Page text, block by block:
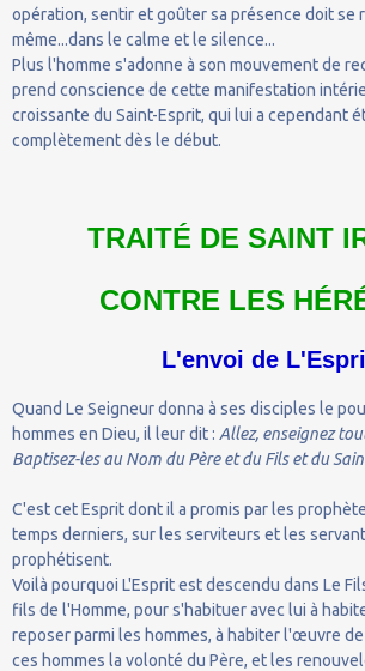
opération, sentir et goûter sa présence doit se
même...dans le calme et le silence...
Plus l'homme s'adonne à son mouvement de
prend conscience de cette manifestation
croissante du Saint-Esprit, qui lui a cependant
complètement dès le début.
TRAITÉ DE SAINT
CONTRE LES
L'envoi de
Quand Le Seigneur donna à ses disciples le
hommes en Dieu, il leur dit : Allez, enseignez
Baptisez-les au Nom du Père et du Fils et du
C'est cet Esprit dont il a promis par les
temps derniers, sur les serviteurs et les
prophétisent.
Voilà pourquoi L'Esprit est descendu dans Le
fils de l'Homme, pour s'habituer avec lui à
reposer parmi les hommes, à habiter l'œuvre
ces hommes la volonté du Père, et les